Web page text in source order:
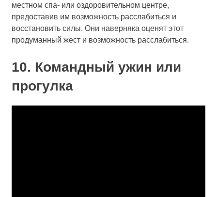
местном спа- или оздоровительном центре,
предоставив им возможность расслабиться и
восстановить силы. Они наверняка оценят этот
продуманный жест и возможность расслабиться.
10. Командный ужин или
прогулка